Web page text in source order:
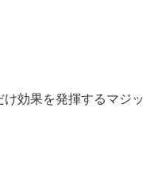
効果を発揮するマジッ